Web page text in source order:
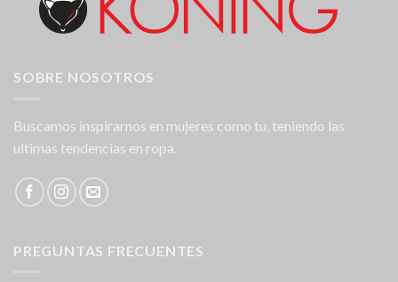
SOBRE NOSOTROS
Buscamos inspirarnos en mujeres como tu, teniendo las
ultimas tendencias en ropa.
PREGUNTAS FRECUENTES